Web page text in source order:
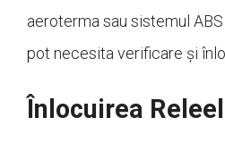
aeroterma sau sistemul
pot necesita verificare și
Înlocuirea